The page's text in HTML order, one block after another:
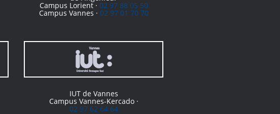
Campus Lorient · 02 97 88 05 50
Campus Vannes · 02 97 01 70 70
IUT de Vannes
Campus Vannes-Kercado ·
02 97 62 64 64